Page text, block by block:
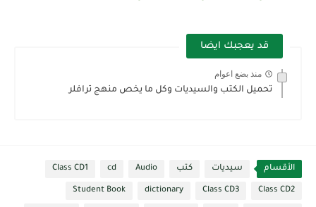
قد يعجبك ايضا
منذ بضع اعوام
تحميل الكتب والسيديات وكل ما يخص منهج ترافلر
الأقسام سيديات كتب Audio
cd
Class CD1
Class CD2
Class CD3
dictionary
Student Book